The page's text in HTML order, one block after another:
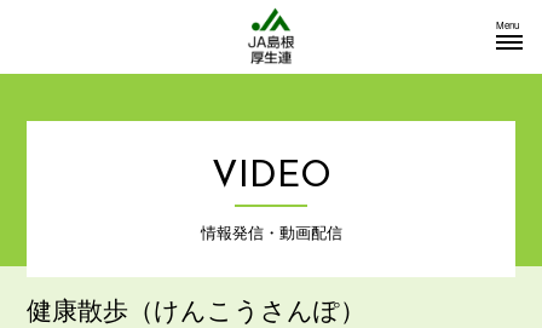
Menu
VIDEO
情報発信・動画配信
健康散歩（けんこうさんぽ）